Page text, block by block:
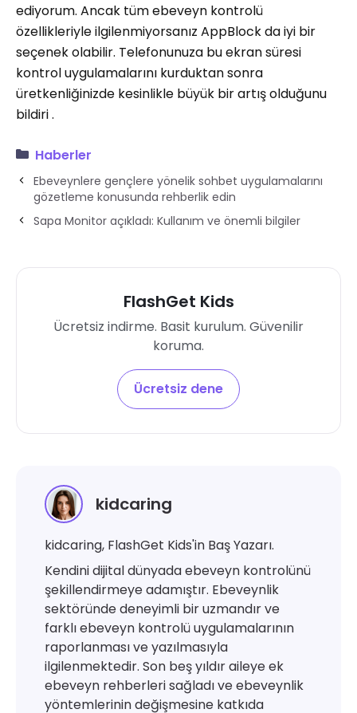
ediyorum. Ancak tüm ebeveyn kontrolü
özellikleriyle ilgilenmiyorsanız AppBlock da iyi bir
seçenek olabilir. Telefonunuza bu ekran süresi
kontrol uygulamalarını kurduktan sonra
üretkenliğinizde kesinlikle büyük bir artış olduğunu
bildiri .
Haberler
Ebeveynlere gençlere yönelik sohbet uygulamalarını
gözetleme konusunda rehberlik edin
Sapa Monitor açıkladı: Kullanım ve önemli bilgiler
FlashGet Kids
Ücretsiz indirme. Basit kurulum. Güvenilir
koruma.
Ücretsiz dene
kidcaring
kidcaring, FlashGet Kids'in Baş Yazarı.
Kendini dijital dünyada ebeveyn kontrolünü
şekillendirmeye adamıştır. Ebeveynlik
sektöründe deneyimli bir uzmandır ve
farklı ebeveyn kontrolü uygulamalarının
raporlanması ve yazılmasıyla
ilgilenmektedir. Son beş yıldır aileye ek
ebeveyn rehberleri sağladı ve ebeveynlik
yöntemlerinin değişmesine katkıda